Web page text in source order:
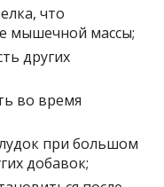
что
мышечной массы;
других
во время
при большом
добавок;